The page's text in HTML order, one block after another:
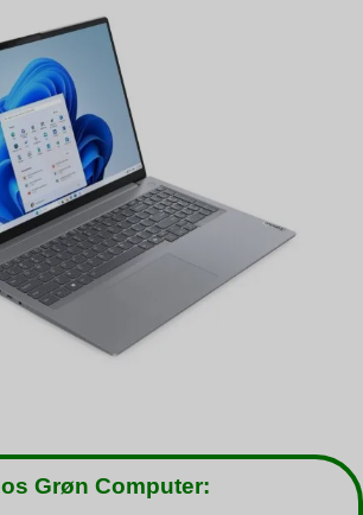
Grøn Computer: